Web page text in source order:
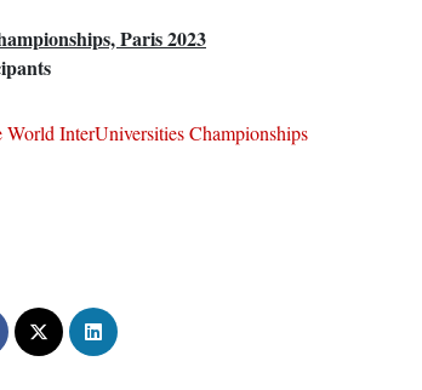
Paris 2023
World InterUniversities Championships